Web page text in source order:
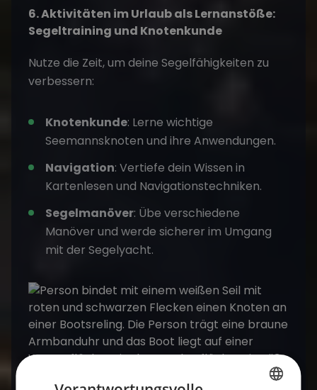
6. Aktivitäten im Urlaub als Lernanstöße:
Segeltraining und Knotenkunde
Nutze die Zeit, um deine Segelfähigkeiten zu
verbessern:
Knotenkunde: Lerne wichtige
Seemannsknoten und ihre Anwendungen.
Navigation: Vertiefe dein Wissen in
Kartenlesen und Navigationstechniken.
Segelmanöver: Übe verschiedene
Manöver und werde sicherer im Umgang
mit der Segelyacht.